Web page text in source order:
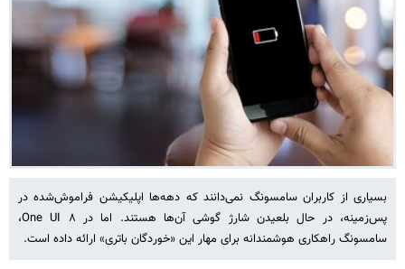
بسیاری از کاربران سامسونگ نمی‌دانند که دهه‌ها اپلیکیشن فراموش‌شده در
پس‌زمینه، در حال بلعیدن شارژ گوشی آن‌ها هستند. اما در One UI ۸،
سامسونگ راهکاری هوشمندانه برای مهار این «خوردگان باتری» ارائه داده است.